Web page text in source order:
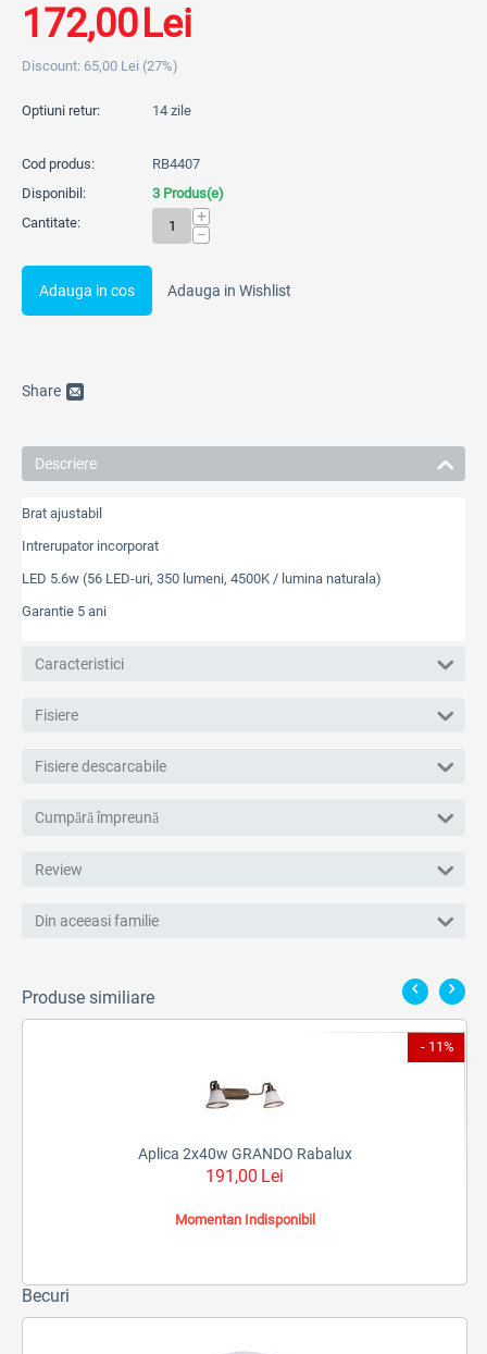
172,00 Lei
Discount: 65,00 Lei (27%)
Optiuni retur: 14 zile
Cod produs:
RB4407
Disponibil:
3 Produs(e)
Cantitate:
+
−
Adauga in cos Adauga in Wishlist
Share
Descriere
Brat ajustabil
Intrerupator incorporat
LED 5.6w (56 LED-uri, 350 lumeni, 4500K / lumina naturala)
Garantie 5 ani
Caracteristici
Fisiere
Fisiere descarcabile
Cumpără împreună
Review
Din aceeasi familie
Produse similiare
- 11%
Aplica 2x40w GRANDO Rabalux
191,00 Lei
Momentan Indisponibil
Becuri